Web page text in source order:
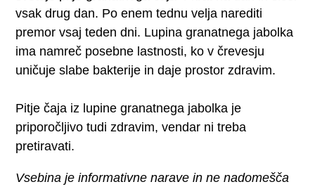
vsak drug dan. Po enem tednu velja narediti
premor vsaj teden dni. Lupina granatnega jabolka
ima namreč posebne lastnosti, ko v črevesju
uničuje slabe bakterije in daje prostor zdravim.
Pitje čaja iz lupine granatnega jabolka je
priporočljivo tudi zdravim, vendar ni treba
pretiravati.
Vsebina je informativne narave in ne nadomešča